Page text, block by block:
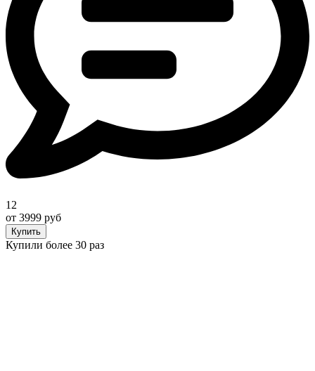
12
от 3999 руб
Купить
Купили более 30 раз